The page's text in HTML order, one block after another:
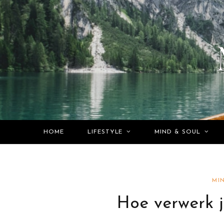
HOME LIFESTYLE MIND & SOUL
Hoe verwerk